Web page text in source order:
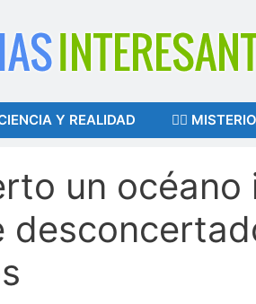
Y REALIDAD 🕵️‍♂️
un